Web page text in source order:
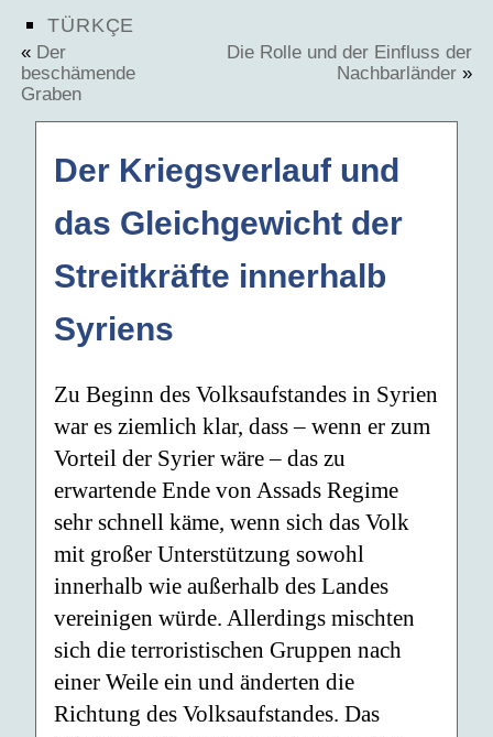
TÜRKÇE
« Der
beschämende
Graben
Die Rolle und der Einfluss der
Nachbarländer »
Der Kriegsverlauf und
das Gleichgewicht der
Streitkräfte innerhalb
Syriens
Zu Beginn des Volksaufstandes in Syrien
war es ziemlich klar, dass – wenn er zum
Vorteil der Syrier wäre – das zu
erwartende Ende von Assads Regime
sehr schnell käme, wenn sich das Volk
mit großer Unterstützung sowohl
innerhalb wie außerhalb des Landes
vereinigen würde. Allerdings mischten
sich die terroristischen Gruppen nach
einer Weile ein und änderten die
Richtung des Volksaufstandes. Das